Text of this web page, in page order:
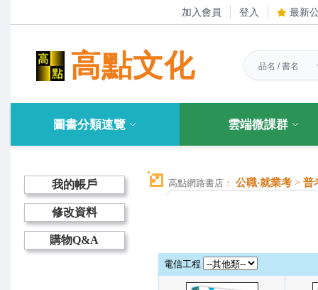
加入會員 登入 最新
高點文化
圖書分類速覽 雲端微課群
我的帳戶
修改資料
購物Q&A
高點網路書店： 公職‧就業考 > 普
電信工程